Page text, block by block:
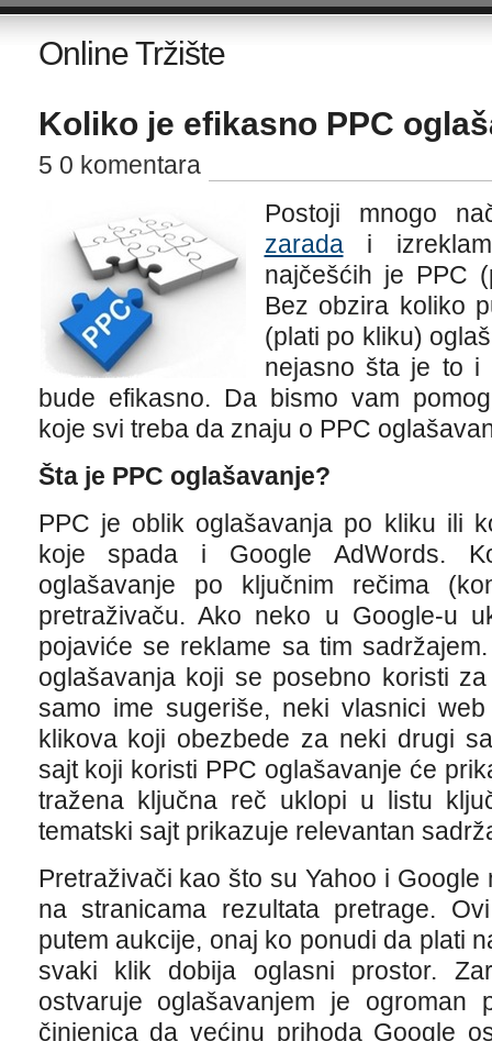
Online Tržište
Koliko je efikasno PPC
5 0 komentara
Postoji mnogo
zaradai
najčešćih je PPC
Bez obzira koliko
(plati po kliku)
nejasno šta je to i
bude efikasno. Da bismo vam
koje svi treba da znaju o PPC
Šta je PPC oglašavanje?
PPC je oblik oglašavanja po kliku ili
koje spada i Google AdWords.
oglašavanje po ključnim rečima
pretraživaču. Ako neko u Google-u
pojaviće se reklame sa tim
oglašavanja koji se posebno koristi
samo ime sugeriše, neki vlasnici
klikova koji obezbede za neki drugi
sajt koji koristi PPC oglašavanje će
tražena ključna reč uklopi u listu
tematski sajt prikazuje relevantan
Pretraživači kao što su Yahoo i
na stranicama rezultata pretrage.
putem aukcije, onaj ko ponudi da plati
svaki klik dobija oglasni prostor.
ostvaruje oglašavanjem je
činjenica da većinu prihoda Google